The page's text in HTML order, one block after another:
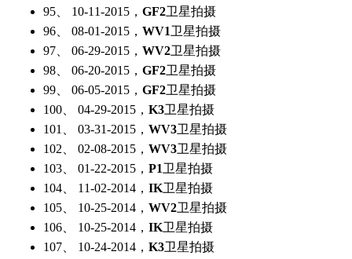
95、 10-11-2015， GF2卫星拍摄
96、 08-01-2015， WV1卫星拍摄
97、 06-29-2015， WV2卫星拍摄
98、 06-20-2015， GF2卫星拍摄
99、 06-05-2015， GF2卫星拍摄
100、 04-29-2015， K3卫星拍摄
101、 03-31-2015， WV3卫星拍摄
102、 02-08-2015， WV3卫星拍摄
103、 01-22-2015， P1卫星拍摄
104、 11-02-2014， IK卫星拍摄
105、 10-25-2014， WV2卫星拍摄
106、 10-25-2014， IK卫星拍摄
107、 10-24-2014， K3卫星拍摄